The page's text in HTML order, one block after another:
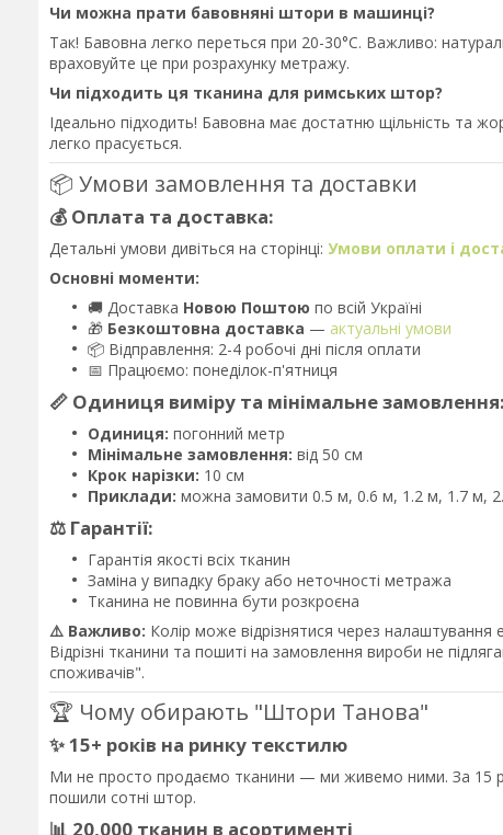
Чи можна прати бавовняні штори в машинці?
Так! Бавовна легко переться при 20-30°C. Важливо:
враховуйте це при розрахунку метражу.
Чи підходить ця тканина для римських штор?
Ідеально підходить! Бавовна має достатню щільність та
легко прасується.
📦 Умови замовлення та доставки
💰 Оплата та доставка:
Детальні умови дивіться на сторінці: Умови оплати і
Основні моменти:
🚚 Доставка Новою Поштою по всій Україні
🎁 Безкоштовна доставка — актуальні умови
📦 Відправлення: 2-4 робочі дні після оплати
📅 Працюємо: понеділок-п'ятниця
📏 Одиниця виміру та мінімальне замовлення:
Одиниця: погонний метр
Мінімальне замовлення: від 50 см
Крок нарізки: 10 см
Приклади: можна замовити 0.5 м, 0.6 м, 1.2 м, 1.7 м,
⚖️ Гарантії:
Гарантія якості всіх тканин
Заміна у випадку браку або неточності метража
Тканина не повинна бути розкроєна
⚠️ Важливо: Колір може відрізнятися через налаштування
Відрізні тканини та пошиті на замовлення вироби не
споживачів".
🏆 Чому обирають "Штори Танова"
✨ 15+ років на ринку текстилю
Ми не просто продаємо тканини — ми живемо ними. За 15
пошили сотні штор.
📊 20,000 тканин в асортименті